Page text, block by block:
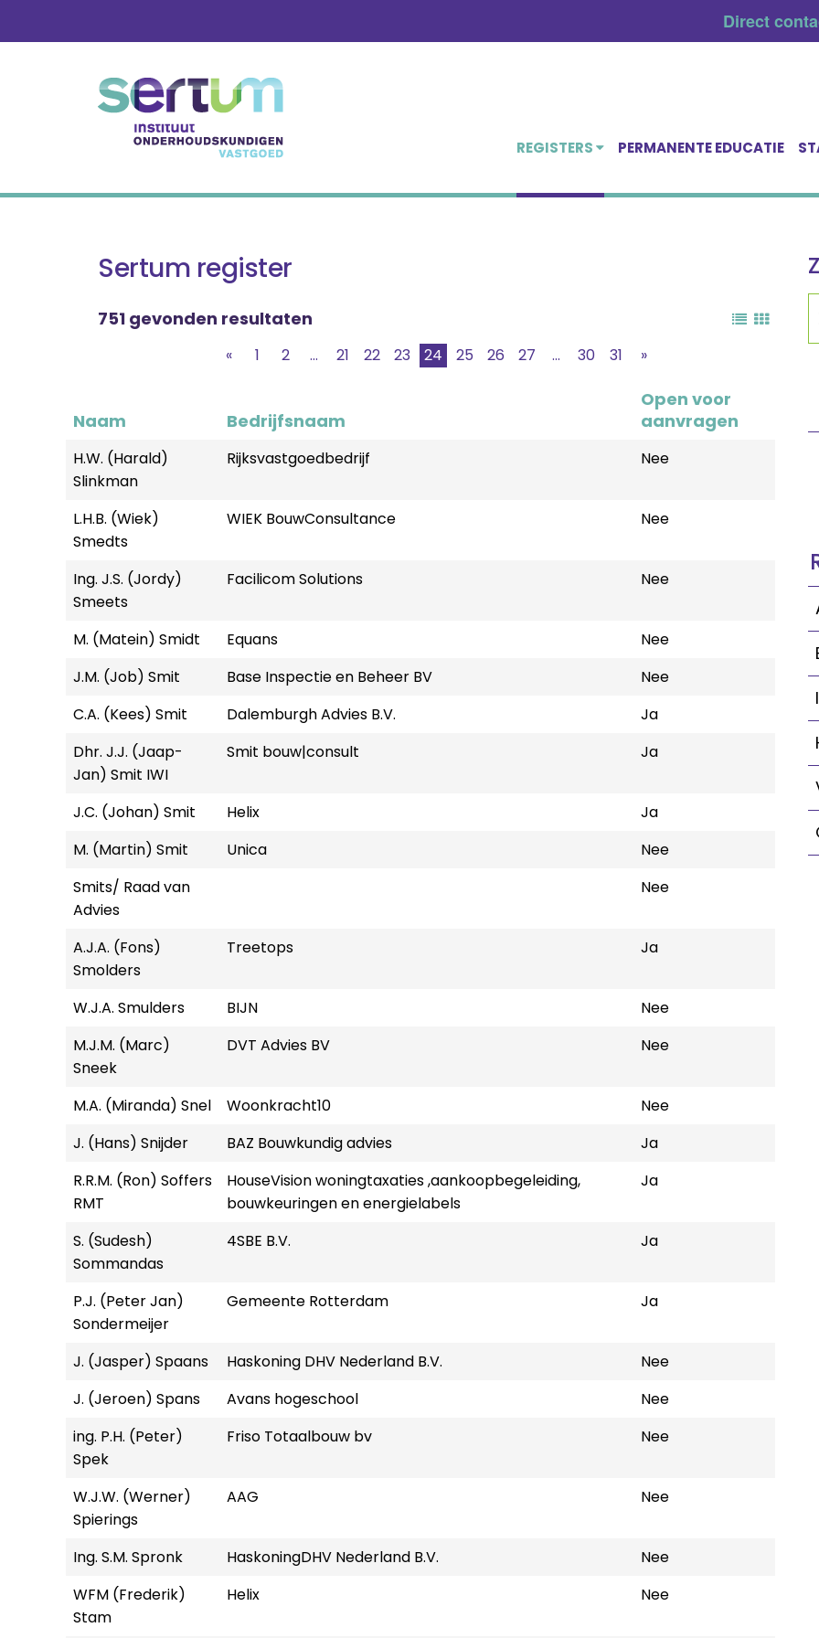
content
Direct
REGISTERS PERMANENTE EDUCATIE
Sertum register
751 gevonden resultaten
« 1 2 ... 21 22 23 24 25 26 27 ... 30 31 »
Naam Bedrijfsnaam
Open voor
aanvragen
H.W. (Harald)
Slinkman
Rijksvastgoedbedrijf Nee
L.H.B. (Wiek)
Smedts
WIEK BouwConsultance Nee
Ing. J.S. (Jordy)
Smeets
Facilicom Solutions Nee
M. (Matein) Smidt Equans
Nee
J.M. (Job) Smit
Base Inspectie en Beheer BV
Nee
C.A. (Kees) Smit
Dalemburgh Advies B.V.
Ja
Dhr. J.J. (Jaap-
Jan) Smit IWI
Smit bouw|consult Ja
J.C. (Johan) Smit Helix
Ja
M. (Martin) Smit
Unica
Nee
Smits/ Raad van
Advies
Nee
A.J.A. (Fons)
Smolders
Treetops Ja
W.J.A. Smulders BIJN
Nee
M.J.M. (Marc)
Sneek
DVT Advies BV Nee
M.A. (Miranda) Snel Woonkracht10
Nee
J. (Hans) Snijder
BAZ Bouwkundig advies
Ja
R.R.M. (Ron) Soffers
RMT
HouseVision woningtaxaties ,aankoopbegeleiding,
bouwkeuringen en energielabels
Ja
S. (Sudesh)
Sommandas
4SBE B.V. Ja
P.J. (Peter Jan)
Sondermeijer
Gemeente Rotterdam Ja
J. (Jasper) Spaans Haskoning DHV Nederland B.V.
Nee
J. (Jeroen) Spans
Avans hogeschool
Nee
ing. P.H. (Peter)
Spek
Friso Totaalbouw bv Nee
W.J.W. (Werner)
Spierings
AAG Nee
Ing. S.M. Spronk HaskoningDHV Nederland B.V.
Nee
WFM (Frederik)
Stam
Helix Nee